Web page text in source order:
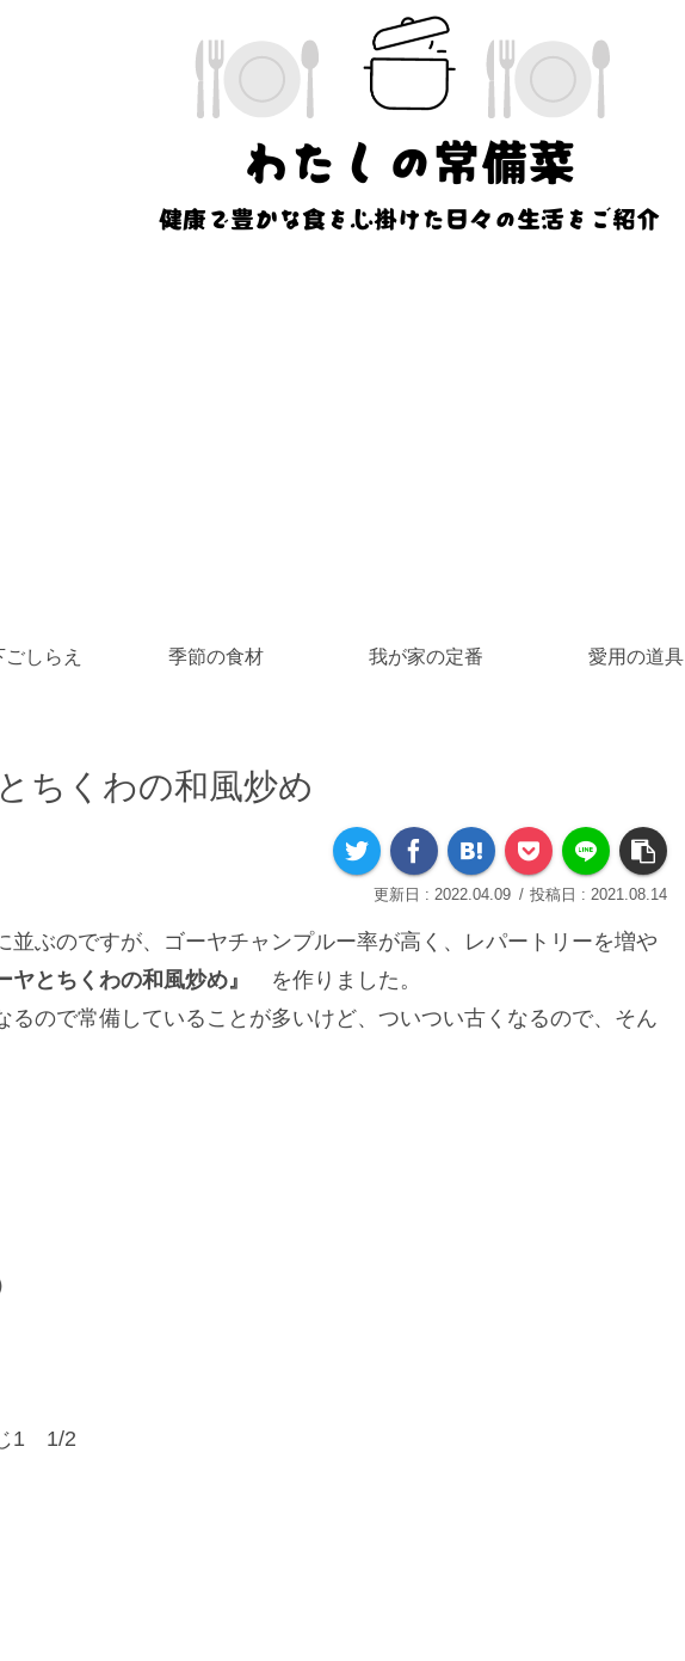
しらえ 季節の食材 我が家の定番 愛用の道具
ちくわの和風炒め
2022.04.09 2021.08.14
並ぶのですが、ゴーヤチャンプルー率が高く、レパートリーを増や
ヤとちくわの和風炒め』
を作りました。
るので常備していることが多いけど、ついつい古くなるので、そん
1/2